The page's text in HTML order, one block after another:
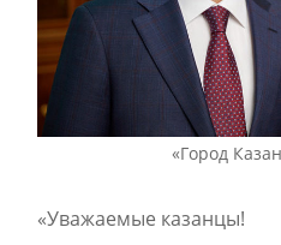
«Город
«Уважаемые казанцы!